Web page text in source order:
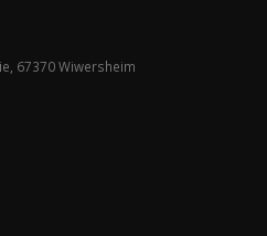
67370 Wiwersheim